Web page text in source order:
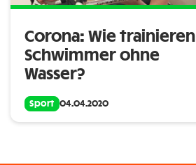
Corona: Wie trainieren
Schwimmer ohne
Wasser?
Sport 04.04.2020